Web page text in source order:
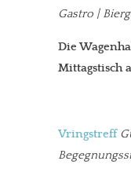
Gastro |
Die
Mittagstisch
Vringstreff